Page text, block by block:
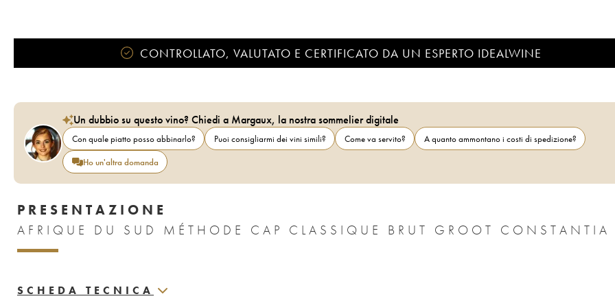
CONTROLLATO, VALUTATO E CERTIFICATO DA UN ESPERTO IDEALWINE
Un dubbio su questo vino? Chiedi a Margaux, la nostra sommelier digitale
Con quale piatto posso abbinarlo? Puoi consigliarmi dei vini simili? Come va servito?
A quanto ammontano i costi di spedizione?
Ho un'altra domanda
PRESENTAZIONE
AFRIQUE DU SUD MÉTHODE CAP CLASSIQUE BRUT GROOT CONSTANTIA
SCHEDA TECNICA